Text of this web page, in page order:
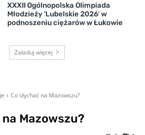
XXXII Ogólnopolska Olimpiada
Młodzieży 'Lubelskie 2026′ w
podnoszeniu ciężarów w Łukowie
Załaduj więcej